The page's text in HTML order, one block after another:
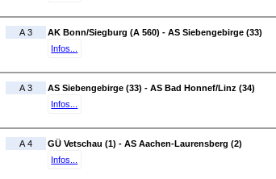
A 3
AK Bonn/Siegburg (A 560) - AS Siebengebirge (33)
Infos...
A 3
AS Siebengebirge (33) - AS Bad Honnef/Linz (34)
Infos...
A 4
GÜ Vetschau (1) - AS Aachen-Laurensberg (2)
Infos...